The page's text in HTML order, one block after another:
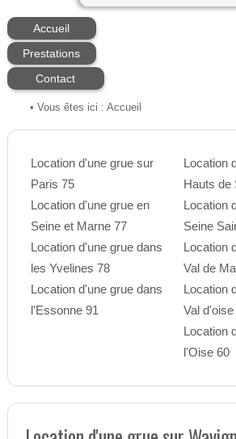
Accueil
Prestations
Contact
• Vous êtes ici : Accueil
Location d'une grue sur
Paris 75
Location d'une grue en
Seine et Marne 77
Location d'une grue dans
les Yvelines 78
Location d'une grue dans
l'Essonne 91
Location
Hauts de
Location
Seine
Location
Val de
Location
Val d'oise
Location
l'Oise 60